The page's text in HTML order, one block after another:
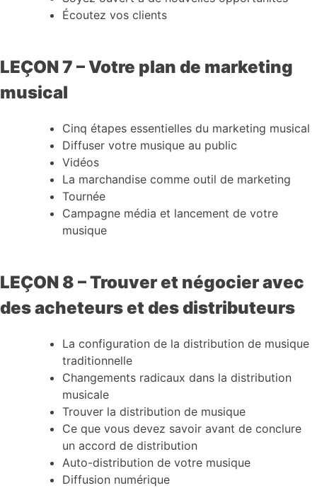
Écoutez vos clients
LEÇON 7 – Votre plan de marketing
musical
Cinq étapes essentielles du marketing musical
Diffuser votre musique au public
Vidéos
La marchandise comme outil de marketing
Tournée
Campagne média et lancement de votre
musique
LEÇON 8 – Trouver et négocier avec
des acheteurs et des distributeurs
La configuration de la distribution de musique
traditionnelle
Changements radicaux dans la distribution
musicale
Trouver la distribution de musique
Ce que vous devez savoir avant de conclure
un accord de distribution
Auto-distribution de votre musique
Diffusion numérique